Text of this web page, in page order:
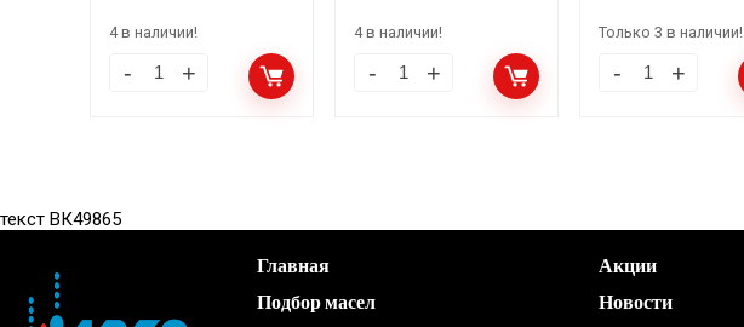
4 в наличии! 4 в наличии! Только 3 в наличии!
текст ВК49865
Главная
Подбор масел
Акции
Новости